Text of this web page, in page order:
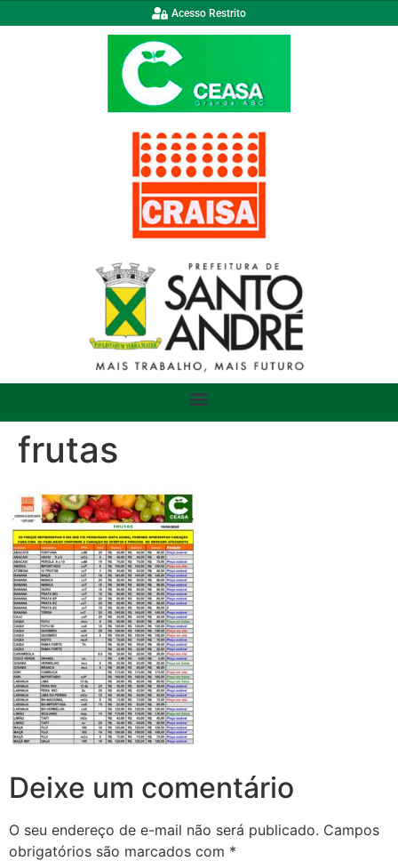
Acesso Restrito
frutas
Deixe um comentário
O seu endereço de e-mail não será publicado. Campos
obrigatórios são marcados com *